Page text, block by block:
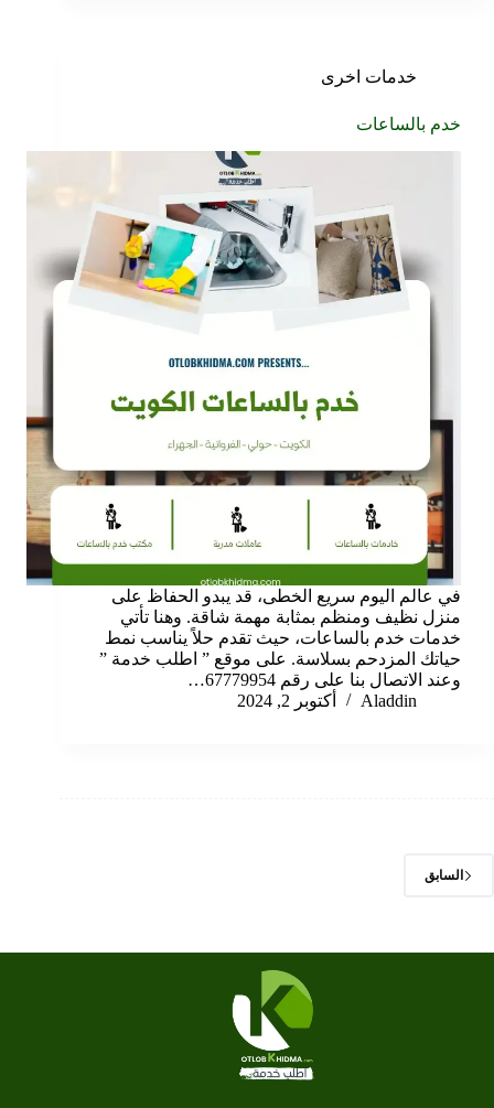
خدمات اخرى
خدم بالساعات
في عالم اليوم سريع الخطى، قد يبدو الحفاظ على
منزل نظيف ومنظم بمثابة مهمة شاقة. وهنا تأتي
خدمات خدم بالساعات، حيث تقدم حلاً يناسب نمط
حياتك المزدحم بسلاسة. على موقع ” اطلب خدمة ”
وعند الاتصال بنا على رقم 67779954…
Aladdin
أكتوبر 2, 2024
السابق